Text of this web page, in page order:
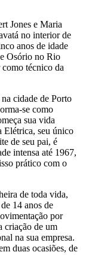
Jones e Maria
no interior de
anos de idade
Osório no Rio
técnico da
cidade de Porto
se como
sua vida
Elétrica, seu único
de seu pai, é
intensa até 1967,
prático com o
de toda vida,
14 anos de
por
criação de um
na sua empresa.
duas ocasiões, de